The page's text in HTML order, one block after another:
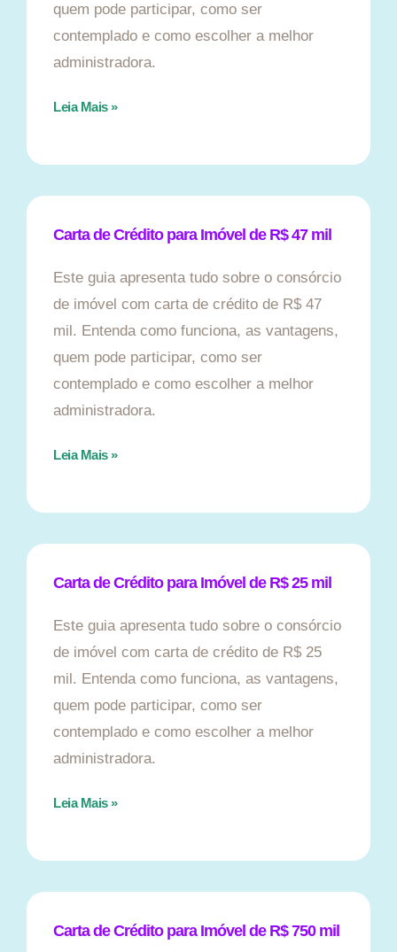
quem pode participar, como ser
contemplado e como escolher a melhor
administradora.
Leia Mais »
Carta de Crédito para Imóvel de R$ 47 mil
Este guia apresenta tudo sobre o consórcio
de imóvel com carta de crédito de R$ 47
mil. Entenda como funciona, as vantagens,
quem pode participar, como ser
contemplado e como escolher a melhor
administradora.
Leia Mais »
Carta de Crédito para Imóvel de R$ 25 mil
Este guia apresenta tudo sobre o consórcio
de imóvel com carta de crédito de R$ 25
mil. Entenda como funciona, as vantagens,
quem pode participar, como ser
contemplado e como escolher a melhor
administradora.
Leia Mais »
Carta de Crédito para Imóvel de R$ 750 mil